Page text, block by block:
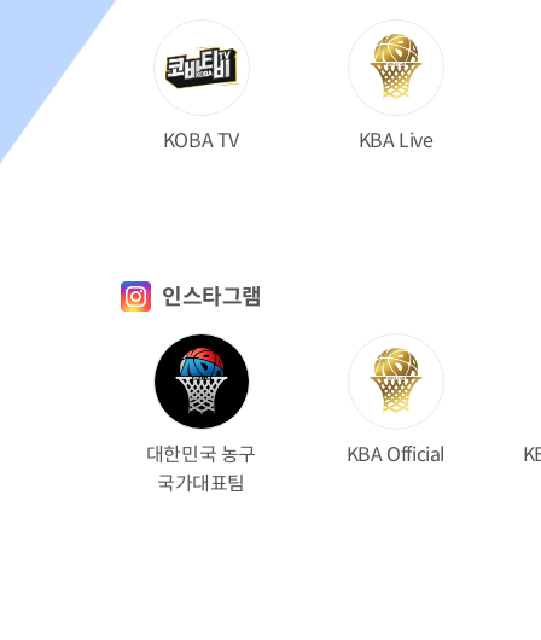
KOBA TV KBA Live
인스타그램
대한민국 농구
국가대표팀
KBA Official